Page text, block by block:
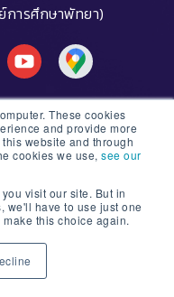
These cookies
and provide more
website and through
cookies we use, see our
visit our site. But in
we'll have to use just one
this choice again.
ารศึกษาพัทยา)
ตรระยะสั้น
สูตรปริญญา
|